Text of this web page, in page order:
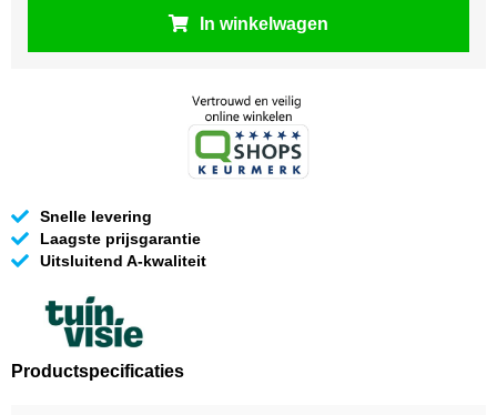
In winkelwagen
Snelle levering
Laagste prijsgarantie
Uitsluitend A-kwaliteit
Productspecificaties